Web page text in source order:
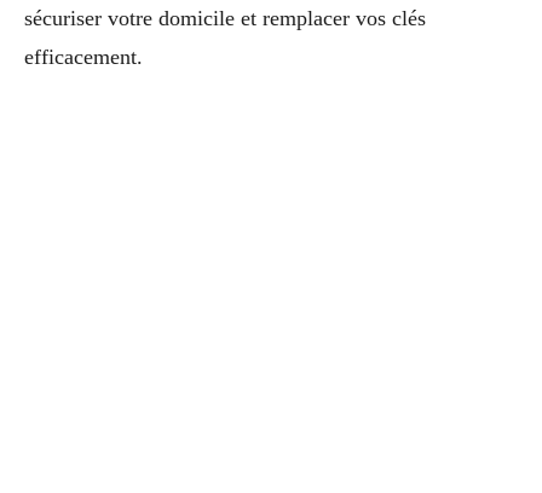
sécuriser votre domicile et remplacer vos clés
efficacement.